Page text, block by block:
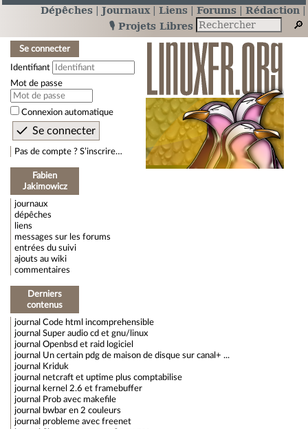
Dépêches Journaux Liens Forums
Rédaction
🎙️ Projets Libres
Se connecter
Identifiant
Mot de passe
Connexion automatique
Pas de compte ? S’inscrire…
Fabien
Jakimowicz
journaux
dépêches
liens
messages sur les forums
entrées du suivi
ajouts au wiki
commentaires
Derniers
contenus
journal Code html incomprehensible
journal Super audio cd et gnu/linux
journal Openbsd et raid logiciel
journal Un certain pdg de maison de disque sur canal+ ...
journal
Kriduk
journal netcraft et uptime plus comptabilise
journal
kernel 2.6 et framebuffer
journal
Prob avec makefile
journal
bwbar en 2 couleurs
journal probleme avec freenet